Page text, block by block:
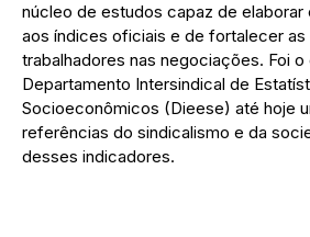
núcleo de estudos capaz de elaborar
aos índices oficiais e de fortalecer as
trabalhadores nas negociações. Foi o
Departamento Intersindical de
Socioeconômicos (Dieese) até hoje
referências do sindicalismo e da
desses indicadores.